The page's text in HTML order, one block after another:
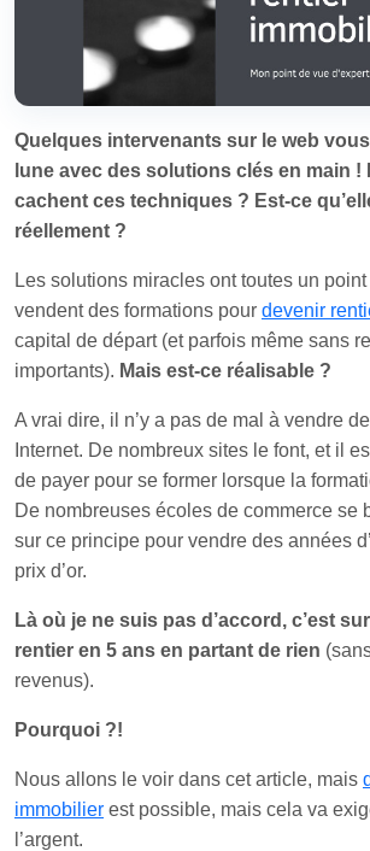
Quelques intervenants sur le web
lune avec des solutions clés en main !
cachent ces techniques ? Est-ce
réellement ?
Les solutions miracles ont toutes un
vendent des formations pour devenir
capital de départ (et parfois même sans
importants). Mais est-ce réalisable ?
A vrai dire, il n’y a pas de mal à vendre
Internet. De nombreux sites le font, et il
de payer pour se former lorsque la
De nombreuses écoles de commerce se
sur ce principe pour vendre des années
prix d’or.
Là où je ne suis pas d’accord, c’est
rentier en 5 ans en partant de rien
revenus).
Pourquoi ?!
Nous allons le voir dans cet article, mais
immobilier est possible, mais cela va
l’argent.